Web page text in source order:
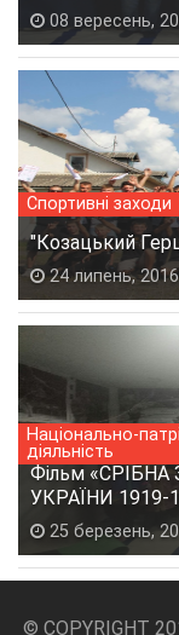
08 вересень,
Спортивні заходи
"Козацький
24 липень, 2016
Національно-
діяльність
Фільм
УКРАЇНИ 1919-
25 березень,
© COPYRIGHT